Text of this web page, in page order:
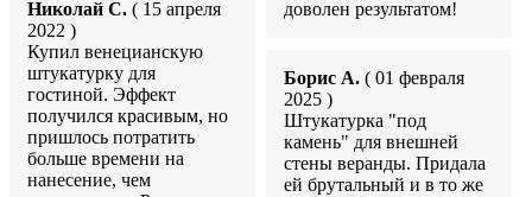
Николай С. ( 15 апреля
2022 )
Купил венецианскую
штукатурку для
гостиной. Эффект
получился красивым, но
пришлось потратить
больше времени на
нанесение, чем
доволен результатом!
Борис А. ( 01 февраля
2025 )
Штукатурка "под
камень" для внешней
стены веранды. Придала
ей брутальный и в то же